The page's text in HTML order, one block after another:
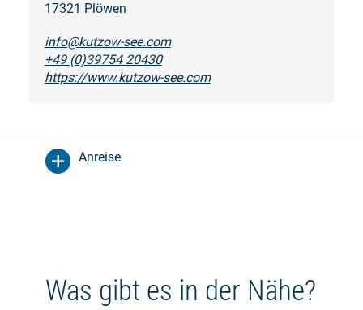
17321 Plöwen
info@kutzow-see.com
+49 (0)39754 20430
https://www.kutzow-see.com
Anreise
Was gibt es in der Nähe?